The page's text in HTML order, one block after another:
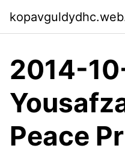
2014-
Peace